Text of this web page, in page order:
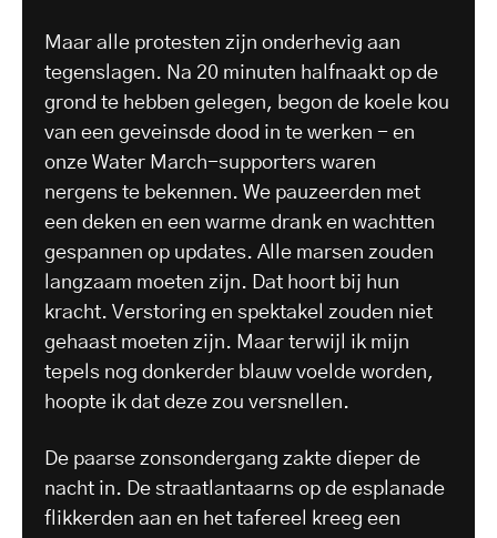
Maar alle protesten zijn onderhevig aan
tegenslagen. Na 20 minuten halfnaakt op de
grond te hebben gelegen, begon de koele kou
van een geveinsde dood in te werken - en
onze Water March-supporters waren
nergens te bekennen. We pauzeerden met
een deken en een warme drank en wachtten
gespannen op updates. Alle marsen zouden
langzaam moeten zijn. Dat hoort bij hun
kracht. Verstoring en spektakel zouden niet
gehaast moeten zijn. Maar terwijl ik mijn
tepels nog donkerder blauw voelde worden,
hoopte ik dat deze zou versnellen.
De paarse zonsondergang zakte dieper de
nacht in. De straatlantaarns op de esplanade
flikkerden aan en het tafereel kreeg een